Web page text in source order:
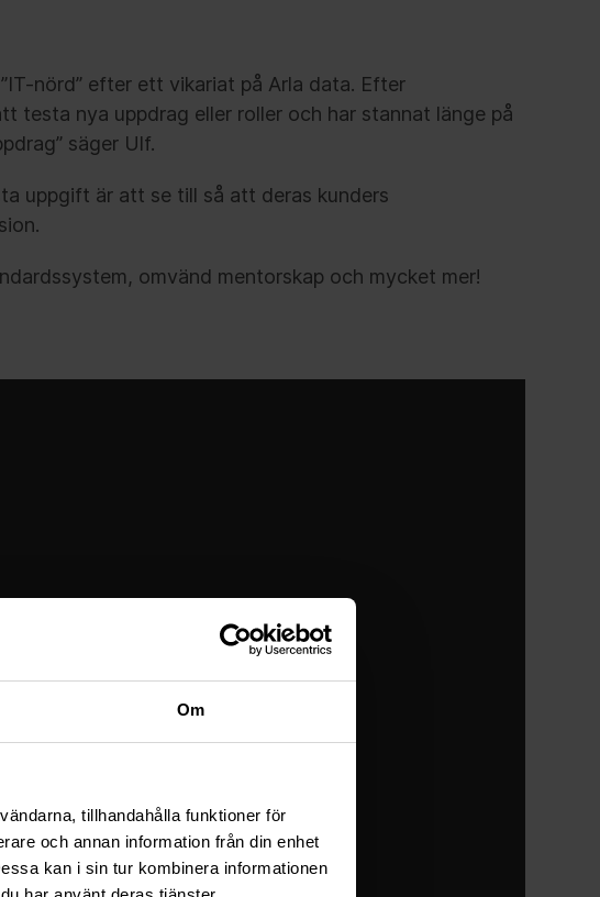
Om
tillhandahålla funktioner för
och annan information från din enhet
kan i sin tur kombinera informationen
nörd” efter ett vikariat på Arla data. Efter
testa nya uppdrag eller roller och har stannat länge på
säger Ulf.
uppgift är att se till så att deras kunders
omvänd mentorskap och mycket mer!